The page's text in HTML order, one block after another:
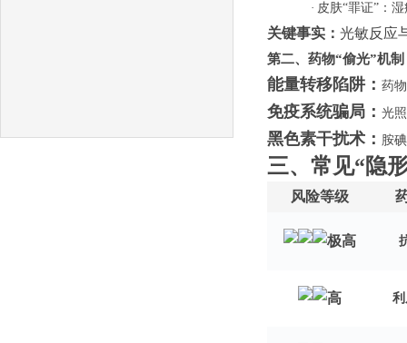
· 皮肤“罪证”：湿
关键事实： 光敏反应
第二、药物“偷光”机制
能量转移陷阱： 药
免疫系统骗局： 光
黑色素干扰术： 胺
三、 常见“隐
风险等级
极高
高